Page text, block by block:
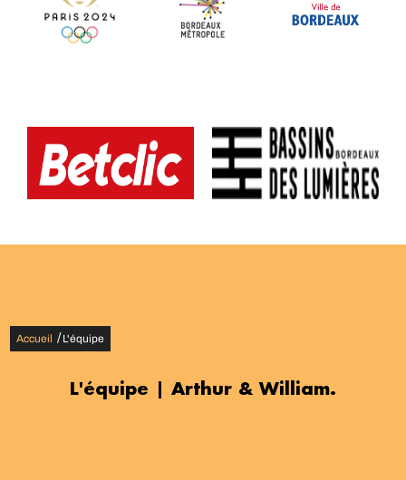
Accueil /L'équipe
L'équipe | Arthur & William.